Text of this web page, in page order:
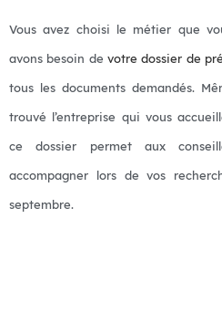
Vous avez choisi le métier que
avons besoin de votre dossier de
tous les documents demandés.
trouvé l’entreprise qui vous
ce dossier permet aux
accompagner lors de vos
septembre.